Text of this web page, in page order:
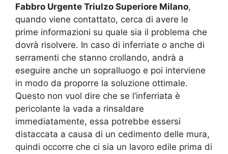
Fabbro Urgente Triulzo Superiore Milano,
quando viene contattato, cerca di avere le
prime informazioni su quale sia il problema che
dovrà risolvere. In caso di inferriate o anche di
serramenti che stanno crollando, andrà a
eseguire anche un sopralluogo e poi interviene
in modo da proporre la soluzione ottimale.
Questo non vuol dire che se l’inferriata è
pericolante la vada a rinsaldare
immediatamente, essa potrebbe essersi
distaccata a causa di un cedimento delle mura,
quindi occorre che ci sia un lavoro edile prima di